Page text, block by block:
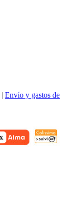
| Envío y gastos de